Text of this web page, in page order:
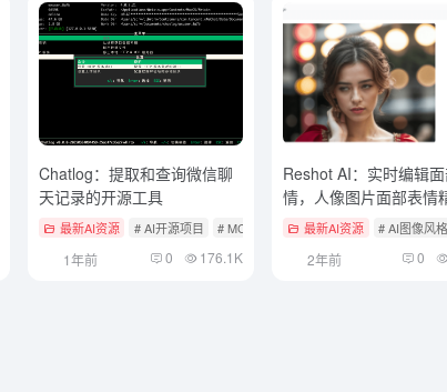
Chatlog：提取和查询微信聊
天记录的开源工具
最新AI资源 # AI开源项目 # MCP服务 # 文档提取与清洗
1年前 0 176.1K
Reshot AI：实时编辑
情，人像图片面部表情
制 最新AI资源 # AI图像风
2年前 0